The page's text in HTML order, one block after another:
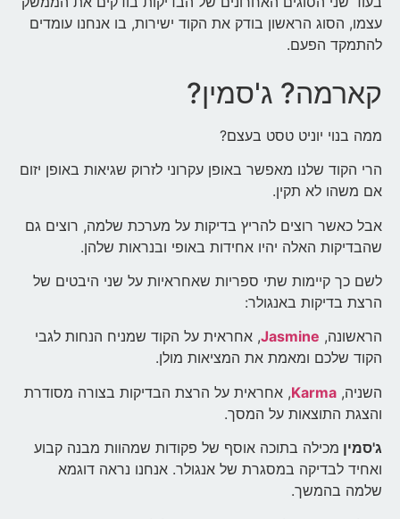
עצמו, הסוג הראשון בודק את הקוד ישירות, בו אנחנו עומדים
להתמקד הפעם.
קארמה? ג'סמין?
ממה בנוי יוניט טסט בעצם?
הרי הקוד שלנו מאפשר באופן עקרוני לזרוק שגיאות באופן יזום
אם משהו לא תקין.
אבל כאשר רוצים להריץ בדיקות על מערכת שלמה, רוצים גם
שהבדיקות האלה יהיו אחידות באופי ובנראות שלהן.
לשם כך קיימות שתי ספריות שאחראיות על שני היבטים של
הרצת בדיקות באנגולר:
הראשונה, Jasmine, אחראית על הקוד שמניח הנחות לגבי
הקוד שלכם ומאמת את המציאות מולן.
השניה, Karma, אחראית על הרצת הבדיקות בצורה מסודרת
והצגת התוצאות על המסך.
ג'סמין מכילה בתוכה אוסף של פקודות שמהוות מבנה קבוע
ואחיד לבדיקה במסגרת של אנגולר. אנחנו נראה דוגמא
שלמה בהמשך.